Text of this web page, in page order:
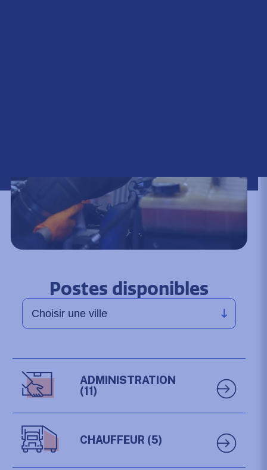
Postes disponibles
ADMINISTRATION
(11)
CHAUFFEUR (5)